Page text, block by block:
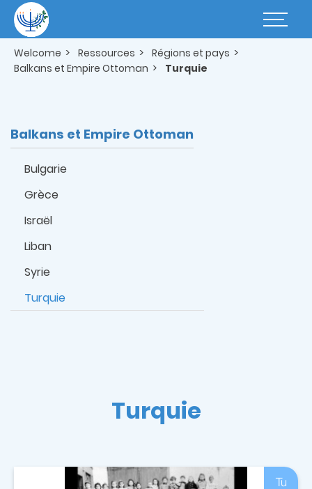
main
content
Basculer
Welcome Ressources
Régions et pays
Balkans et Empire Ottoman
Turquie
Balkans et Empire Ottoman
Bulgarie
Grèce
Israël
Liban
Syrie
Turquie
Turquie
Tu